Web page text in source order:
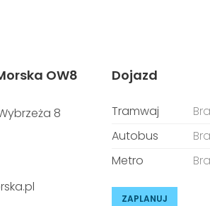
OW8
8
Dojazd
Tramwaj
Autobus
Metro
ZAPLANUJ